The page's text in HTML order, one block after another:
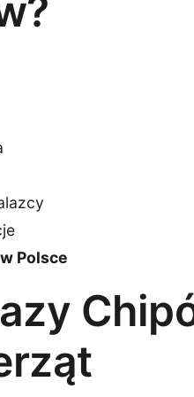
Polsce